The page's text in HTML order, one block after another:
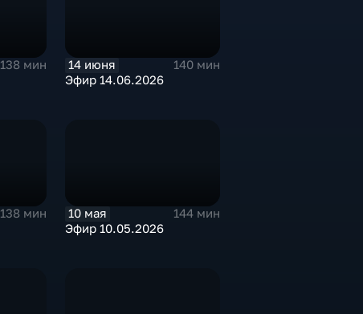
138 мин
14 июня
140 мин
Эфир 14.06.2026
138 мин
10 мая
144 мин
Эфир 10.05.2026